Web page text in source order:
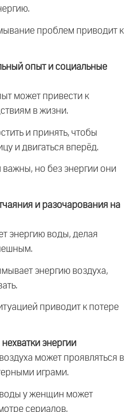
проблем приводит к
опыт и социальные
может привести к
в жизни.
и принять, чтобы
и двигаться вперёд.
важны, но без энергии они
и разочарования на
энергию воды, делая
энергию воздуха,
приводит к потере
энергии
может проявляться в
играми.
воды у женщин может
сериалов.